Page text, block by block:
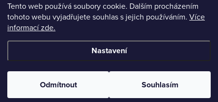
Tento web používá soubory cookie. Dalším procházením
tohoto webu vyjadřujete souhlas s jejich používáním. Více
informací zde.
Nastavení
Odmítnout Souhlasím
Blog
Novinky
Copyright 2026PRIMA BUTIK. Všechna práva vyhrazena.